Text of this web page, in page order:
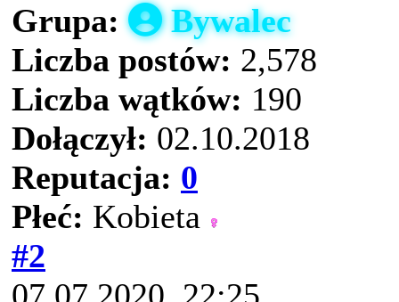
Grupa:
Bywalec
Liczba postów: 2,578
Liczba wątków: 190
Dołączył: 02.10.2018
Reputacja: 0
Płeć: Kobieta
#2
07.07.2020, 22:25